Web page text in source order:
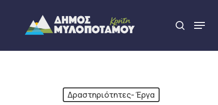
content
search
Menu
Δραστηριότητες- Έργα
Close